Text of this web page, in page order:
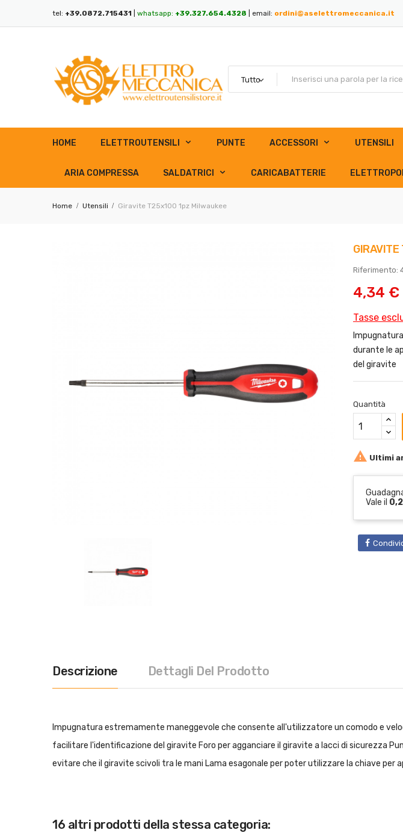
tel: +39.0872.715431 whatsapp: +39.327.654.4328 | email: ordini@aselettromeccanica.it
HOME ELETTROUTENSILI PUNTE ACCESSORI UTENSILI
ARIA COMPRESSA SALDATRICI CARICABATTERIE
Home Utensili Giravite T25x100 1pz Milwaukee
Riferimento:
4,34 €
Tasse
durante le
del giravite
Quantità
 Ultimi
Vale il
Descrizione Dettagli Del Prodotto
Impugnatura estremamente maneggevole che consente all'utilizzatore un comodo e
facilitare l'identificazione del giravite Foro per agganciare il giravite a lacci di sicurezza
evitare che il giravite scivoli tra le mani Lama esagonale per poter utilizzare la chiave per
16 altri prodotti della stessa categoria: